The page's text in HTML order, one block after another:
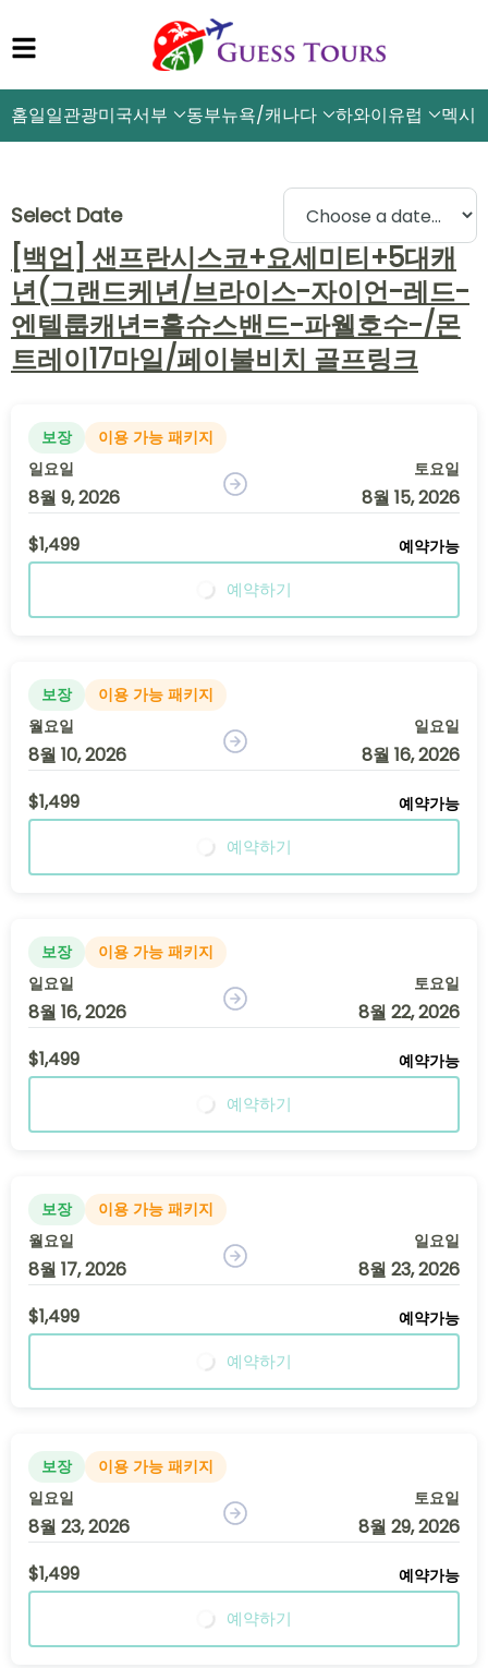
홈일일관광미국서부 동부뉴욕/캐나다 하와이유럽 멕시
Select Date
[백업] 샌프란시스코+요세미티+5대캐
년(그랜드케년/브라이스-자이언-레드-
엔텔룹캐년=홀슈스밴드-파웰호수-/몬
트레이17마일/페이불비치 골프링크
보장
이용 가능 패키지
일요일
8월 9, 2026
토요일
8월 15, 2026
$1,499
예약가능
예약하기
보장
이용 가능 패키지
월요일
8월 10, 2026
일요일
8월 16, 2026
$1,499
예약가능
예약하기
보장
이용 가능 패키지
일요일
8월 16, 2026
토요일
8월 22, 2026
$1,499
예약가능
예약하기
보장
이용 가능 패키지
월요일
8월 17, 2026
일요일
8월 23, 2026
$1,499
예약가능
예약하기
보장
이용 가능 패키지
일요일
8월 23, 2026
토요일
8월 29, 2026
$1,499
예약가능
예약하기